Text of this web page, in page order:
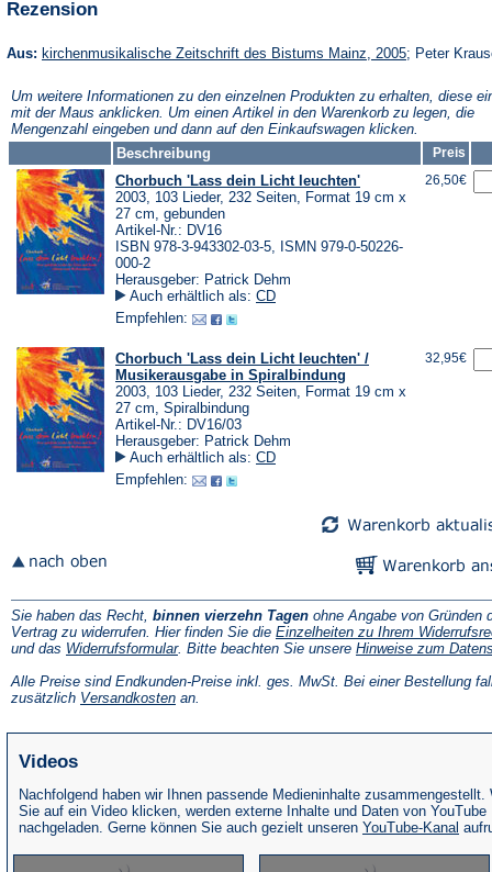
Rezension
Aus: kirchenmusikalische Zeitschrift des Bistums Mainz, 2005(Öffnet
neuen
Tab)
; Peter
Um weitere Informationen zu den einzelnen Produkten zu erhalten, diese
mit der Maus anklicken. Um einen Artikel in den Warenkorb zu legen, die
Mengenzahl eingeben und dann auf den Einkaufswagen klicken.
Beschreibung
Preis
Chorbuch 'Lass dein Licht leuchten'
2003, 103 Lieder, 232 Seiten, Format 19 cm x
27 cm, gebunden
Artikel-Nr.: DV16
ISBN 978-3-943302-03-5, ISMN 979-0-50226-
000-2
Herausgeber: Patrick Dehm
Auch erhältlich als: CD
Empfehlen:
26,50€
Chorbuch 'Lass dein Licht leuchten' /
Musikerausgabe in Spiralbindung
2003, 103 Lieder, 232 Seiten, Format 19 cm x
27 cm, Spiralbindung
Artikel-Nr.: DV16/03
Herausgeber: Patrick Dehm
Auch erhältlich als: CD
Empfehlen:
32,95€
Sie haben das Recht, binnen vierzehn Tagen ohne Angabe von Gründen
Vertrag zu widerrufen. Hier finden Sie die Einzelheiten zu Ihrem
und das Widerrufsformular(Öffnet
einem
neuen
. Bitte beachten Sie unsere Hinweise zum
Alle Preise sind Endkunden-Preise inkl. ges. MwSt. Bei einer Bestellung
zusätzlich Versandkosten(Öffnet
an.
Videos
Nachfolgend haben wir Ihnen passende Medieninhalte zusammengestellt.
Sie auf ein Video klicken, werden externe Inhalte und Daten von YouTube
nachgeladen. Gerne können Sie auch gezielt unseren YouTube-Kanal